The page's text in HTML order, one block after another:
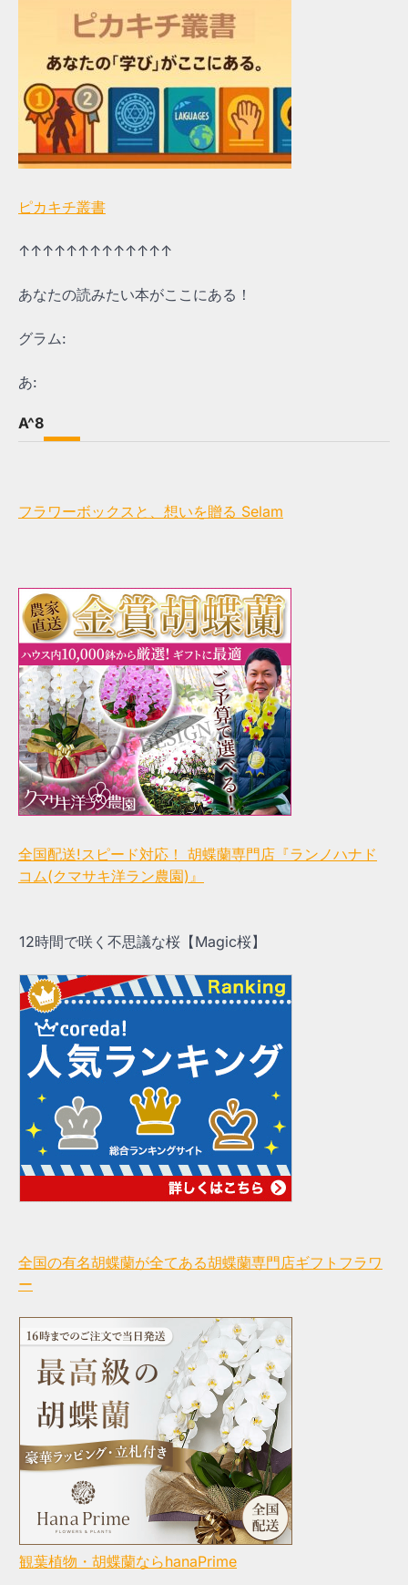
ピカキチ叢書
↑↑↑↑↑↑↑↑↑↑↑↑↑
あなたの読みたい本がここにある！
グラム:
あ:
A^8
フラワーボックスと、想いを贈る Selam
全国配送!スピード対応！ 胡蝶蘭専門店『ランノハナド
コム(クマサキ洋ラン農園)』
12時間で咲く不思議な桜【Magic桜】
全国の有名胡蝶蘭が全てある胡蝶蘭専門店ギフトフラワ
ー
観葉植物・胡蝶蘭ならhanaPrime